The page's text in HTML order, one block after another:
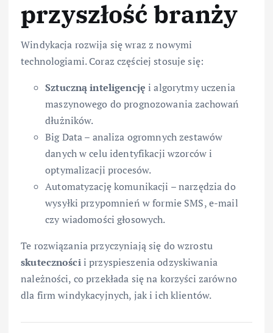
przyszłość branży
Windykacja rozwija się wraz z nowymi
technologiami. Coraz częściej stosuje się:
Sztuczną inteligencję i algorytmy uczenia
maszynowego do prognozowania zachowań
dłużników.
Big Data – analiza ogromnych zestawów
danych w celu identyfikacji wzorców i
optymalizacji procesów.
Automatyzację komunikacji – narzędzia do
wysyłki przypomnień w formie SMS, e-mail
czy wiadomości głosowych.
Te rozwiązania przyczyniają się do wzrostu
skutecznościi przyspieszenia odzyskiwania
należności, co przekłada się na korzyści zarówno
dla firm windykacyjnych, jak i ich klientów.